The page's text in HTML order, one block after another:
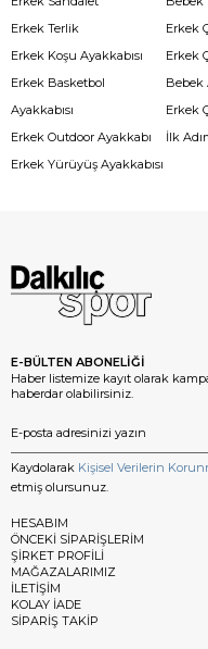
Erkek Terlik
Erkek Koşu Ayakkabısı
Erkek Basketbol
Ayakkabısı
Erkek Outdoor Ayakkabı
Erkek Yürüyüş Ayakkabısı
Erkek
Erkek
Bebek
Erkek
İlk
E-BÜLTEN ABONELİĞİ
Haber listemize kayıt olarak
haberdar olabilirsiniz.
Kaydolarak Kişisel Verilerin
etmiş olursunuz.
HESABIM
ÖNCEKİ SİPARİŞLERİM
ŞİRKET PROFİLİ
MAĞAZALARIMIZ
İLETİŞİM
KOLAY İADE
SİPARİŞ TAKİP